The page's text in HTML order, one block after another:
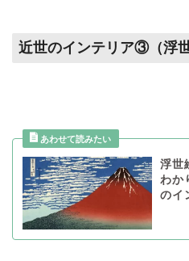
近世のインテリア③（浮世
浮世
わか
のイ